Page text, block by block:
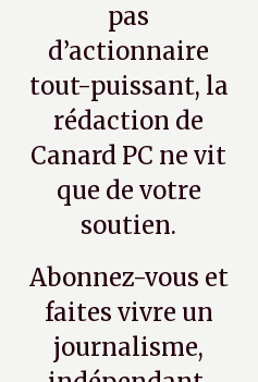
pas
d’actionnaire
tout-puissant, la
rédaction de
Canard PC ne vit
que de votre
soutien.
Abonnez-vous et
faites vivre un
journalisme,